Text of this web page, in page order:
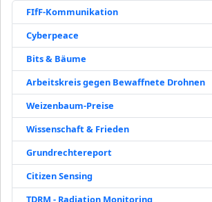
FIfF-Kommunikation
Cyberpeace
Bits & Bäume
Arbeitskreis gegen Bewaffnete Drohnen
Weizenbaum-Preise
Wissenschaft & Frieden
Grundrechtereport
Citizen Sensing
TDRM - Radiation Monitoring